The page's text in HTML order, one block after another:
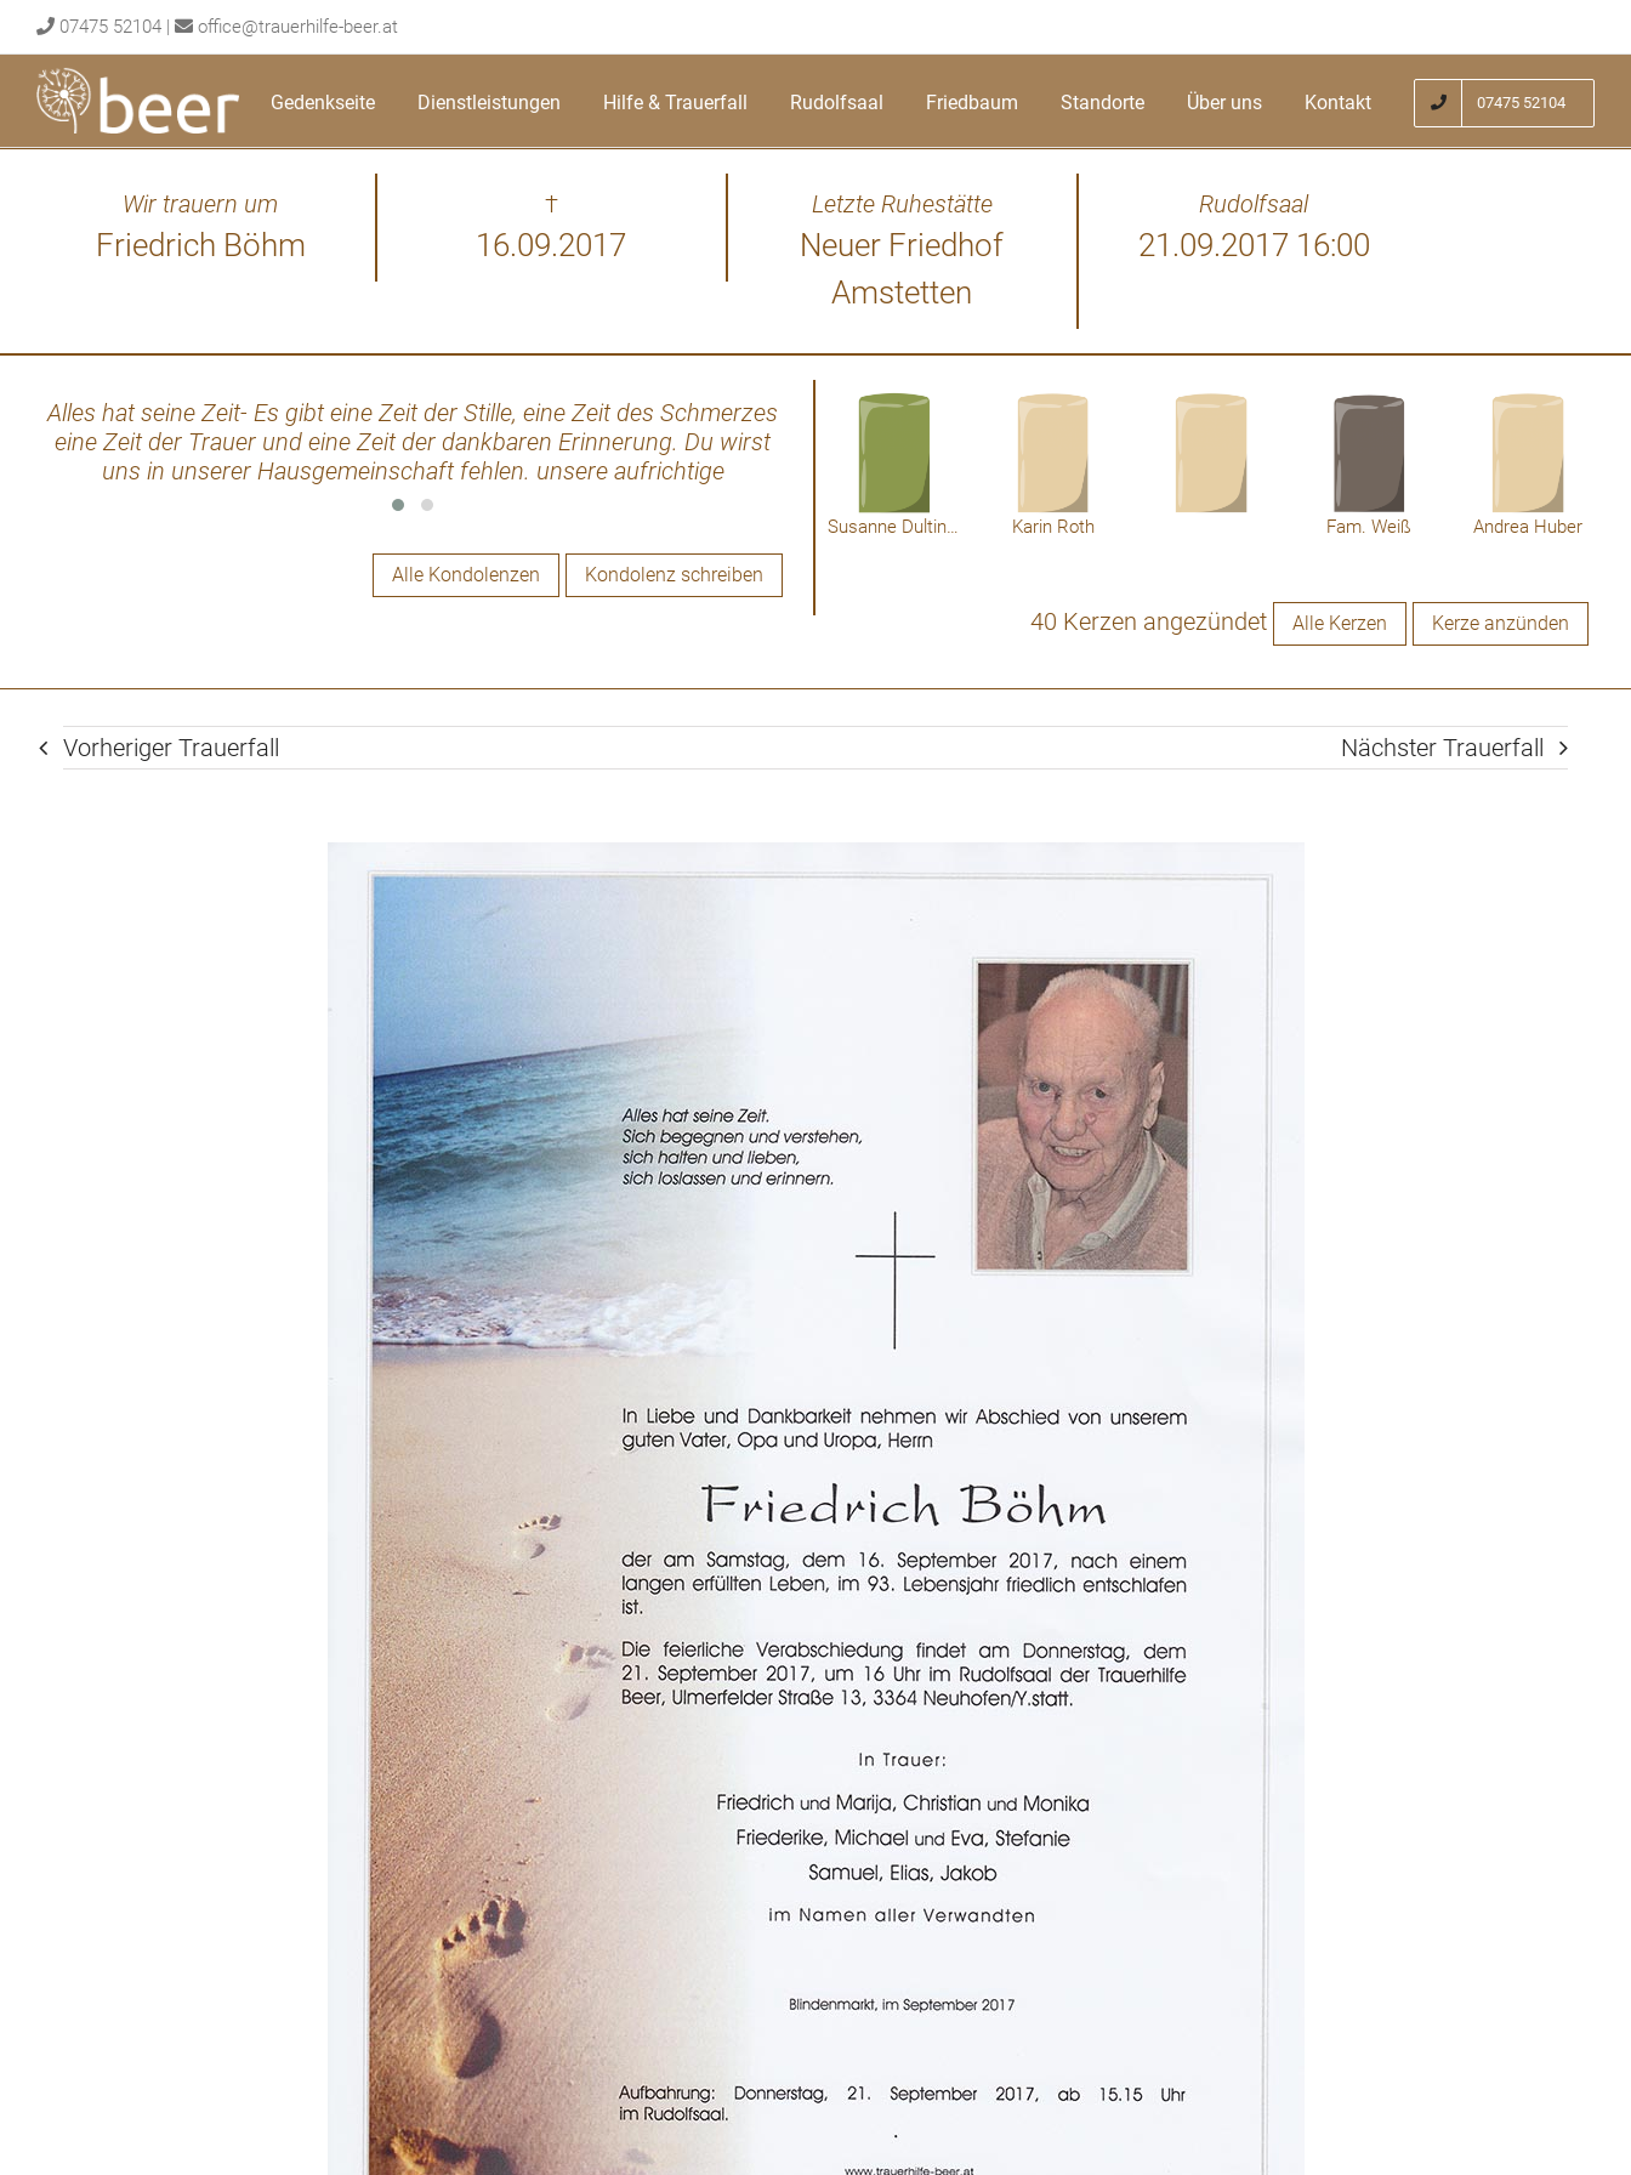
to
content
07475 52104 | office@trauerhilfe-beer.at
Gedenkseite Dienstleistungen Hilfe & Trauerfall Rudolfsaal Friedbaum Standorte Über uns Kontakt 07475 52104
Wir trauern um
Friedrich Böhm
†
16.09.2017
Letzte Ruhestätte
Neuer Friedhof
Amstetten
Rudolfsaal
21.09.2017 16:00
Alles hat seine Zeit- Es gibt eine Zeit der Stille, eine Zeit des Schmerzes
eine Zeit der Trauer und eine Zeit der dankbaren Erinnerung. Du wirst
uns in unserer Hausgemeinschaft fehlen. unsere aufrichtige
Anteilnahme an die Familie Franz u. Michaela Frisch
Wer im Gedächtnis seiner Lieben lebt, der ist nicht tot, er ist nur fern;?
tot ist nur, wer vergessen wird. Schockiert nehmen wir die Nachricht
entgegen. Ich habe dich erst vor zwei Tagen beim Spaziergang ein
Stück begleitet. Unser aufrichtiges Beileid der gesamten Familie
Anneliese und Harald Grissenberger
Alle Kondolenzen Kondolenz schreiben
Susanne Dultinger Karin Roth Fam. Weiß Andrea Huber
40 Kerzen angezündet Alle Kerzen Kerze anzünden
Vorheriger Trauerfall Nächster Trauerfall